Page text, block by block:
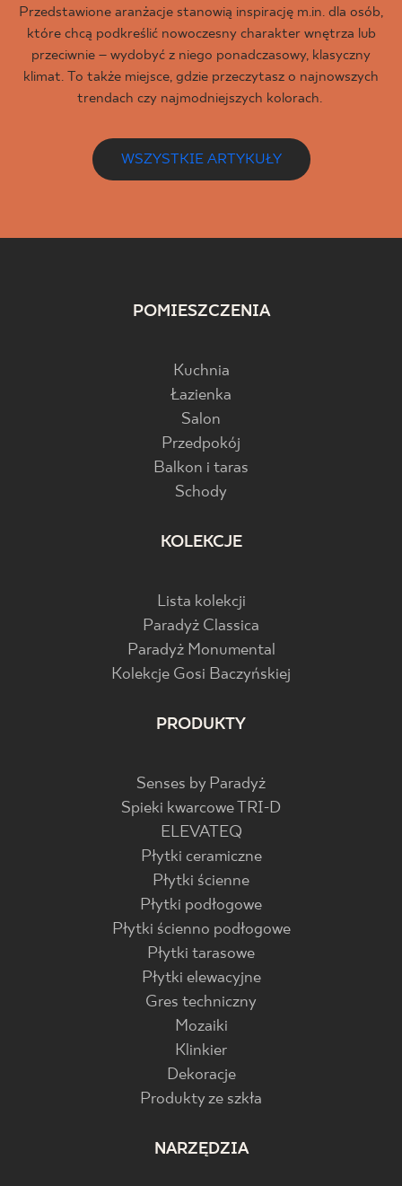
Przedstawione aranżacje stanowią inspirację m.in. dla osób,
które chcą podkreślić nowoczesny charakter wnętrza lub
przeciwnie – wydobyć z niego ponadczasowy, klasyczny
klimat. To także miejsce, gdzie przeczytasz o najnowszych
trendach czy najmodniejszych kolorach.
WSZYSTKIE ARTYKUŁY
POMIESZCZENIA
Kuchnia
Łazienka
Salon
Przedpokój
Balkon i taras
Schody
KOLEKCJE
Lista kolekcji
Paradyż Classica
Paradyż Monumental
Kolekcje Gosi Baczyńskiej
PRODUKTY
Senses by Paradyż
Spieki kwarcowe TRI-D
ELEVATEQ
Płytki ceramiczne
Płytki ścienne
Płytki podłogowe
Płytki ścienno podłogowe
Płytki tarasowe
Płytki elewacyjne
Gres techniczny
Mozaiki
Klinkier
Dekoracje
Produkty ze szkła
NARZĘDZIA